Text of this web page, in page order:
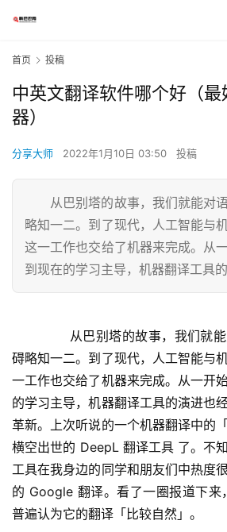
首页 投稿
中英文翻译软件哪个好（
器）
分享大师 2022年1月10日 03:50 投稿
从巴别塔的故事，我们就能对
略知一二。到了现代，人工智能与
这一工作也交给了机器来完成。从
到现在的学习主导，机器翻译工具
碍略知一二。到了现代，人工智能与
一工作也交给了机器来完成。从一开
的学习主导，机器翻译工具的演进也
革新。上次听说的一个机器翻译中的
横空出世的 DeepL 翻译工具 了。不
工具在我身边的同学和朋友们中热度
的 Google 翻译。看了一圈报道下来
普遍认为它的翻译「比较自然」。